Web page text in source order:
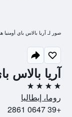
آريا بالاس
4 نجوم
روما، إيطاليا
+39 0647 2861
صور لـ آريا بالاس باي أومنيا